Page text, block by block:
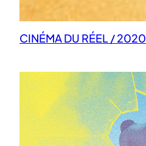
CINÉMA DU RÉEL / 2020